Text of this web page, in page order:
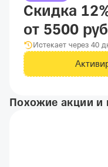
Скидка
от 5500
Истекает через 40
Похожие акции